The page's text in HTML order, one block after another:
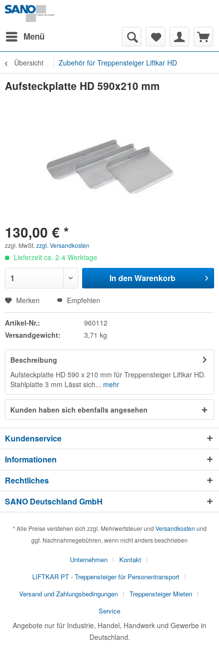
Menü
Übersicht Zubehör für Treppensteiger Liftkar HD
Aufsteckplatte HD 590x210 mm
130,00 € *
zzgl. MwSt. zzgl. Versandkosten
Lieferzeit ca. 2-4 Werktage
In den Warenkorb
Merken Empfehlen
Artikel-Nr.:
960112
Versandgewicht:
3,71 kg
Beschreibung
Aufsteckplatte HD 590 x 210 mm für Treppensteiger Liftkar HD.
Stahlplatte 3 mm Lässt sich... mehr
Kunden haben sich ebenfalls angesehen
Kundenservice
Informationen
Rechtliches
SANO Deutschland GmbH
* Alle Preise verstehen sich zzgl. Mehrwertsteuer und Versandkosten und
ggf. Nachnahmegebühren, wenn nicht anders beschrieben
Unternehmen
Kontakt
LIFTKAR PT - Treppensteiger für Personentransport
Versand und Zahlungsbedingungen
Treppensteiger Mieten
Service
Angebote nur für Industrie, Handel, Handwerk und Gewerbe in
Deutschland.